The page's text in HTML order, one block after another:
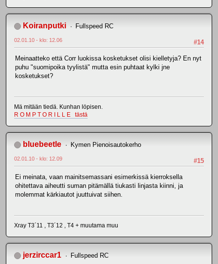
Koiranputki Fullspeed RC
#14
02.01.10 - klo: 12.06
Meinaatteko että Corr luokissa kosketukset olisi kielletyja? En nyt
puhu "suomipoika tyylistä" mutta esin puhtaat kylki jne
kosketukset?
Mä mitään tiedä. Kunhan löpisen.
R O M P T O R I L L E tästä
bluebeetle Kymen Pienoisautokerho
#15
02.01.10 - klo: 12.09
Ei meinata, vaan mainitsemassani esimerkissä kierroksella
ohitettava aiheutti suman pitämällä tiukasti linjasta kiinni, ja
molemmat kärkiautot juuttuivat siihen.
Xray T3´11 , T3´12 , T4 + muutama muu
jerzirccar1 Fullspeed RC